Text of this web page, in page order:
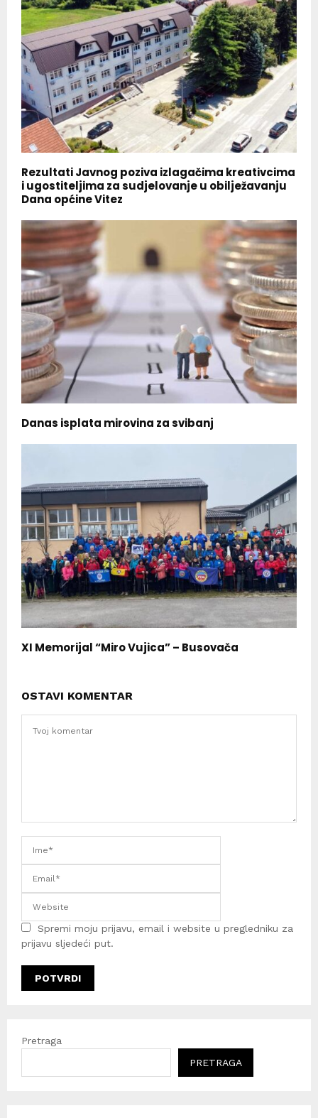
Rezultati Javnog poziva izlagačima kreativcima
i ugostiteljima za sudjelovanje u obilježavanju
Dana općine Vitez
Danas isplata mirovina za svibanj
XI Memorijal “Miro Vujica” – Busovača
OSTAVI KOMENTAR
Spremi moju prijavu, email i website u pregledniku za
prijavu sljedeći put.
Pretraga
PRETRAGA